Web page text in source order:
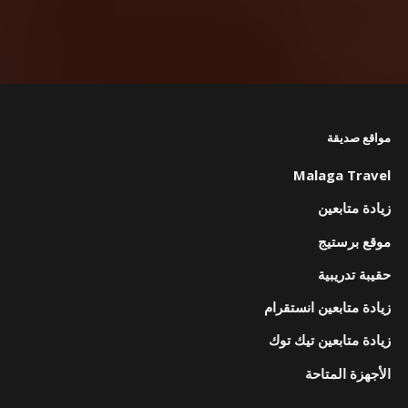
مواقع صديقة
Malaga Travel
زيادة متابعين
موقع برستيج
حقيبة تدريبية
زيادة متابعين انستقرام
زيادة متابعين تيك توك
الأجهزة المتاحة